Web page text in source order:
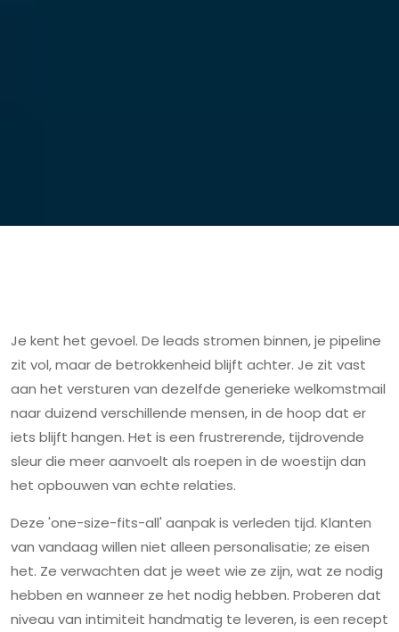
Je kent het gevoel. De leads stromen binnen, je pipeline
zit vol, maar de betrokkenheid blijft achter. Je zit vast
aan het versturen van dezelfde generieke welkomstmail
naar duizend verschillende mensen, in de hoop dat er
iets blijft hangen. Het is een frustrerende, tijdrovende
sleur die meer aanvoelt als roepen in de woestijn dan
het opbouwen van echte relaties.
Deze 'one-size-fits-all' aanpak is verleden tijd. Klanten
van vandaag willen niet alleen personalisatie; ze eisen
het. Ze verwachten dat je weet wie ze zijn, wat ze nodig
hebben en wanneer ze het nodig hebben. Proberen dat
niveau van intimiteit handmatig te leveren, is een recept